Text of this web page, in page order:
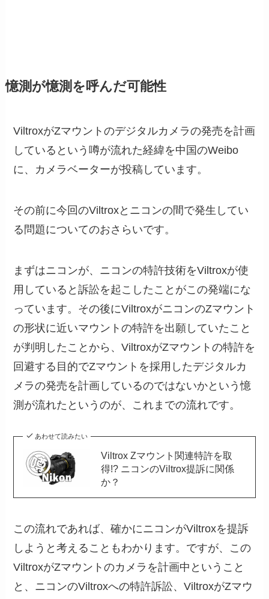
憶測が憶測を呼んだ可能性
ViltroxがZマウントのデジタルカメラの発売を計画
しているという噂が流れた経緯を中国のWeibo
に、カメラベーターが投稿しています。
その前に今回のViltroxとニコンの間で発生してい
る問題についてのおさらいです。
まずはニコンが、ニコンの特許技術をViltroxが使
用していると訴訟を起こしたことがこの発端にな
っています。その後にViltroxがニコンのZマウント
の形状に近いマウントの特許を出願していたこと
が判明したことから、ViltroxがZマウントの特許を
回避する目的でZマウントを採用したデジタルカ
メラの発売を計画しているのではないかという憶
測が流れたというのが、これまでの流れです。
あわせて読みたい
Viltrox Zマウント関連特許を取
得!? ニコンのViltrox提訴に関係
か？
この流れであれば、確かにニコンがViltroxを提訴
しようと考えることもわかります。ですが、この
ViltroxがZマウントのカメラを計画中ということ
と、ニコンのViltroxへの特許訴訟、ViltroxがZマウ